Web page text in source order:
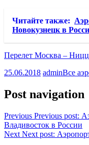
Читайте также:
Новокузнецк в
Перелет Москва –
25.06.2018 adminВсе
Post navigation
Previous Previous post:
Владивосток в России
Next Next post: